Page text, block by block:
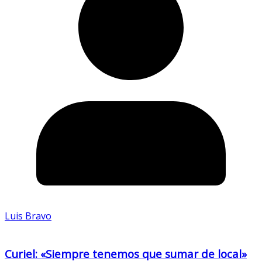
Luis Bravo
Curiel: «Siempre tenemos que sumar de local»